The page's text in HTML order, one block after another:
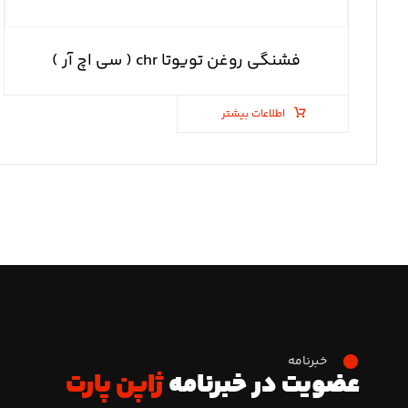
فشنگی روغن تویوتا chr ( سی اچ آر )
اطلاعات بیشتر
خبرنامه
عضویت در خبرنامهژاپن پارت